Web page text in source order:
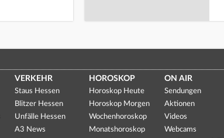
VERKEHR
Staus Hessen
Blitzer Hessen
Unfälle Hessen
A3 News
HOROSKOP
Horoskop Heute
Horoskop Morgen
Wochenhoroskop
Monatshoroskop
ON AIR
Sendungen
Aktionen
Videos
Webcams